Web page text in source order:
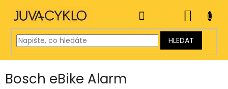
obsah
HLEDAT
KOŠÍK
Bosch eBike Alarm